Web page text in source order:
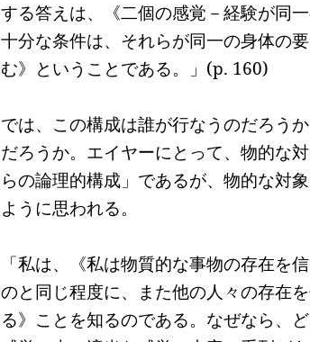
する答えは、《二個の感覚－経験が同
十分な条件は、それらが同一の身体の
む》ということである。」 (p. 160)
では、この構成は誰が行なうのだろう
だろうか。エイヤーにとって、物的な
らの論理的構成」であるが、物的な対
ように思われる。
「私は、《私は物質的な事物の存在を
のと同じ程度に、また他の人々の存在
る》ことを知るのである。なぜなら、